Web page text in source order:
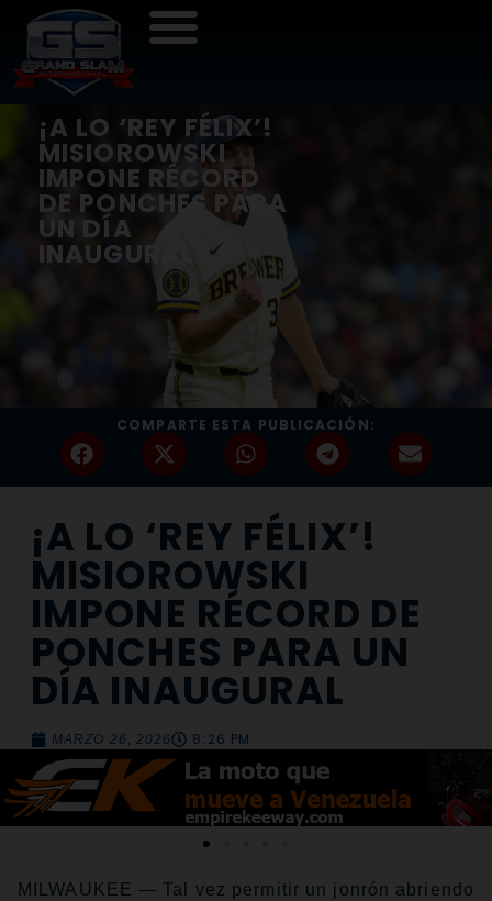
¡A LO ‘REY FÉLIX’!
MISIOROWSKI
IMPONE RÉCORD
DE PONCHES PARA
UN DÍA
INAUGURAL
COMPARTE ESTA PUBLICACIÓN:
¡A LO ‘REY FÉLIX’!
MISIOROWSKI
IMPONE RÉCORD DE
PONCHES PARA UN
DÍA INAUGURAL
MARZO 26, 2026 8:26 PM
MILWAUKEE — Tal vez permitir un jonrón abriendo